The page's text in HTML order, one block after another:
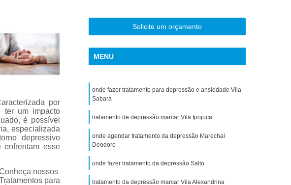
em Transtorno de Uso de Metanfetamina
Especialista em Transtorno de Uso de Substância
Especialista em Transtorno de Uso de êxtase
Alternativo para Ansiedade
Tratamento Crise de Ansiedade
da Ansiedade
para Ansiedade
Tratamento para Ansiedade e Depressão
Tratamento para Ansiedade Interior de São Paulo
Tratamento para Transtorno de Ansiedade
por
ter um impacto
é possível
especializada
depressivo
enfrentam esse
nossos
para
Solicite um orçamento
MENU
onde fazer tratamento para depressão e ansiedade Vila
Sabará
tratamento de depressão marcar Vila Ipojuca
onde agendar tratamento da depressão Marechal
Deodoro
onde fazer tratamento da depressão Salto
tratamento da depressão marcar Vila Alexandrina